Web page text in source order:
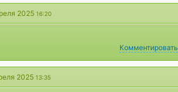
2025 16:20
Комментировать
2025 13:35